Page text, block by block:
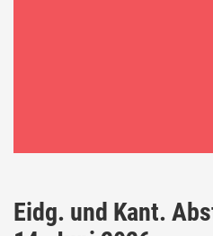
Eidg. und Kant.